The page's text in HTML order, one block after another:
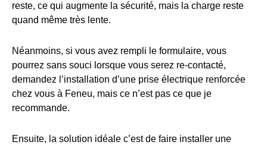
reste, ce qui augmente la sécurité, mais la charge reste
quand même très lente.
Néanmoins, si vous avez rempli le formulaire, vous
pourrez sans souci lorsque vous serez re-contacté,
demandez l’installation d’une prise électrique renforcée
chez vous à Feneu, mais ce n’est pas ce que je
recommande.
Ensuite, la solution idéale c’est de faire installer une